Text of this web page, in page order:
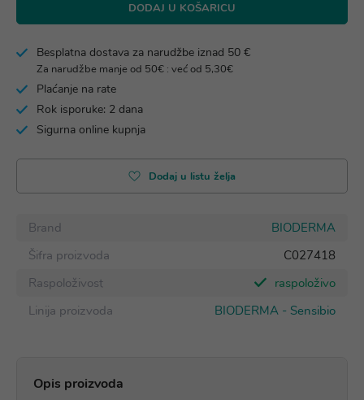
DODAJ U KOŠARICU
Besplatna dostava za narudžbe iznad 50 €
Za narudžbe manje od 50€ : već od 5,30€
Plaćanje na rate
Rok isporuke: 2 dana
Sigurna online kupnja
Dodaj u listu želja
Brand
BIODERMA
Šifra proizvoda
C027418
Raspoloživost
raspoloživo
Linija proizvoda
BIODERMA - Sensibio
Opis proizvoda